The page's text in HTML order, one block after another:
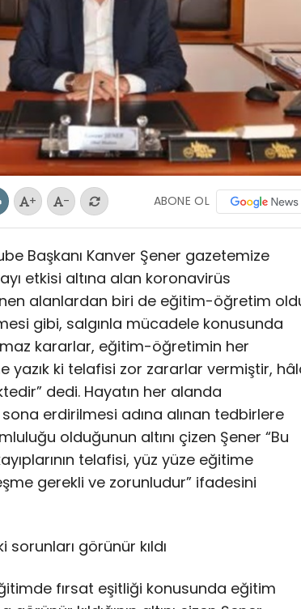
+ - ABONE OL
Başkanı Kanver Şener gazetemize
etkisi altına alan koronavirüs
alanlardan biri de eğitim-öğretim
gibi, salgınla mücadele konusunda
kararlar, eğitim-öğretimin her
yazık ki telafisi zor zararlar vermiştir,
dedi. Hayatın her alanda
erdirilmesi adına alınan tedbirlere
olduğunun altını çizen Şener “Bu
telafisi, yüz yüze eğitime
gerekli ve zorunludur” ifadesini
görünür kıldı
fırsat eşitliği konusunda eğitim